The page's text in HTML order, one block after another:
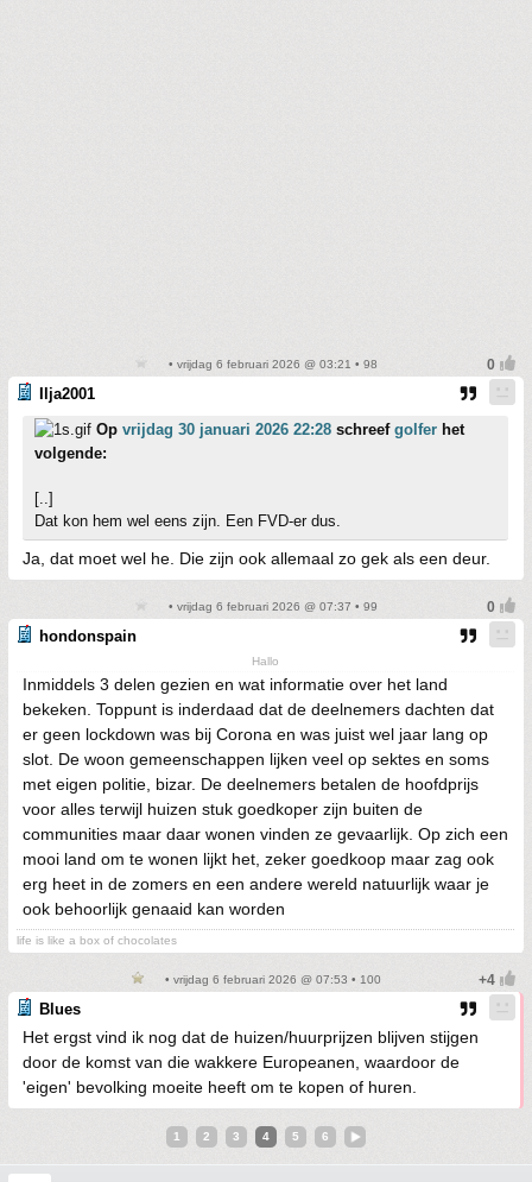
• vrijdag 6 februari 2026 @ 03:21 • 98
Ilja2001
Op vrijdag 30 januari 2026 22:28 schreef golfer het
volgende:
[..]
Dat kon hem wel eens zijn. Een FVD-er dus.
Ja, dat moet wel he. Die zijn ook allemaal zo gek als een deur.
• vrijdag 6 februari 2026 @ 07:37 • 99
hondonspain
Hallo
Inmiddels 3 delen gezien en wat informatie over het land
bekeken. Toppunt is inderdaad dat de deelnemers dachten dat
er geen lockdown was bij Corona en was juist wel jaar lang op
slot. De woon gemeenschappen lijken veel op sektes en soms
met eigen politie, bizar. De deelnemers betalen de hoofdprijs
voor alles terwijl huizen stuk goedkoper zijn buiten de
communities maar daar wonen vinden ze gevaarlijk. Op zich een
mooi land om te wonen lijkt het, zeker goedkoop maar zag ook
erg heet in de zomers en een andere wereld natuurlijk waar je
ook behoorlijk genaaid kan worden
life is like a box of chocolates
• vrijdag 6 februari 2026 @ 07:53 • 100
Blues
Het ergst vind ik nog dat de huizen/huurprijzen blijven stijgen
door de komst van die wakkere Europeanen, waardoor de
'eigen' bevolking moeite heeft om te kopen of huren.
1 2 3 4 5 6